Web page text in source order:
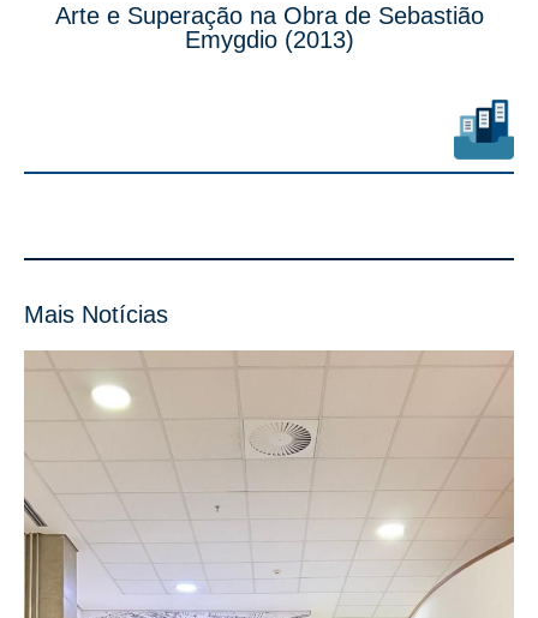
Arte e Superação na Obra de Sebastião
Emygdio (2013)
Mais Notícias